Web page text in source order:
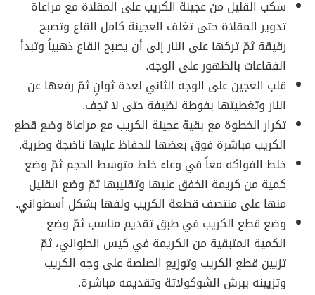
سكب القليل من عجينة الكريب على المقلاة مع مراعاة
تدوير المقلاة حتى تغلف العجينة كامل القاع وتصبح
رقيقة ثمّ تركها على النار إلى أن يصبح القاع ذهبياً وتبدأ
الفقاعات بالظهور على الوجه.
قلب العجين على الوجه الثاني لعدة ثوانٍ ثمّ رفعها عن
النار وتغطيتها بفوطة نظيفة حتى لا تجف.
تكرار الخطوة مع بقية عجينة الكريب مع مراعاة وضع قطع
الكريب مباشرة فوق بعضها للحفاظ عليها ناضجة وطرية.
خلط الفواكه معاً في وعاء خلط متوسط الحجم ثمّ وضع
كمية من كريمة الخفق عليها وتقليبها ثمّ وضع القليل
منها على منتصف قطعة الكريب ولفها بشكل أسطواني.
وضع قطع الكريب في طبق تقديم مناسب ثمّ وضع
الكمية المتبقية من الكريمة في كيس الحلواني، ثمّ
تزيين قطع الكريب وتوزيع الصلصة على وجه الكريب
وتزيينه ببرش الشوكولاتة وتقديمه مباشرة.